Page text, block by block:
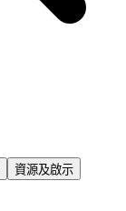
資源及啟示